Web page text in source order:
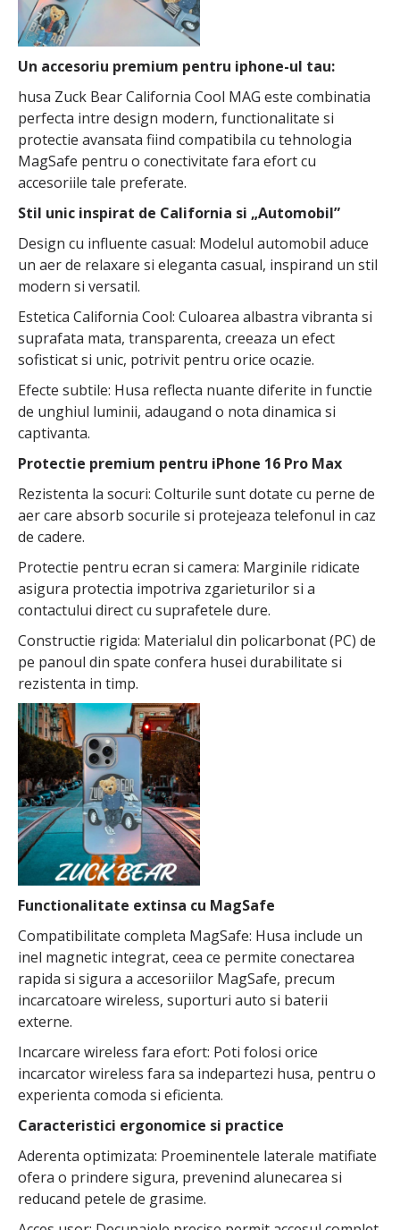
Un accesoriu premium pentru iphone-ul tau:
husa Zuck Bear California Cool MAG este combinatia
perfecta intre design modern, functionalitate si
protectie avansata fiind compatibila cu tehnologia
MagSafe pentru o conectivitate fara efort cu
accesoriile tale preferate.
Stil unic inspirat de California si „Automobil”
Design cu influente casual: Modelul automobil aduce
un aer de relaxare si eleganta casual, inspirand un stil
modern si versatil.
Estetica California Cool: Culoarea albastra vibranta si
suprafata mata, transparenta, creeaza un efect
sofisticat si unic, potrivit pentru orice ocazie.
Efecte subtile: Husa reflecta nuante diferite in functie
de unghiul luminii, adaugand o nota dinamica si
captivanta.
Protectie premium pentru iPhone 16 Pro Max
Rezistenta la socuri: Colturile sunt dotate cu perne de
aer care absorb socurile si protejeaza telefonul in caz
de cadere.
Protectie pentru ecran si camera: Marginile ridicate
asigura protectia impotriva zgarieturilor si a
contactului direct cu suprafetele dure.
Constructie rigida: Materialul din policarbonat (PC) de
pe panoul din spate confera husei durabilitate si
rezistenta in timp.
Functionalitate extinsa cu MagSafe
Compatibilitate completa MagSafe: Husa include un
inel magnetic integrat, ceea ce permite conectarea
rapida si sigura a accesoriilor MagSafe, precum
incarcatoare wireless, suporturi auto si baterii
externe.
Incarcare wireless fara efort: Poti folosi orice
incarcator wireless fara sa indepartezi husa, pentru o
experienta comoda si eficienta.
Caracteristici ergonomice si practice
Aderenta optimizata: Proeminentele laterale matifiate
ofera o prindere sigura, prevenind alunecarea si
reducand petele de grasime.